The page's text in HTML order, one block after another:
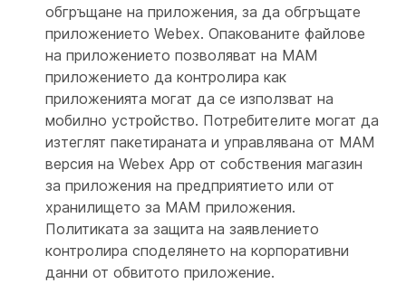
обгръщане на приложения, за да обгръщате
приложението Webex. Опакованите файлове
на приложението позволяват на MAM
приложението да контролира как
приложенията могат да се използват на
мобилно устройство. Потребителите могат да
изтеглят пакетираната и управлявана от MAM
версия на Webex App от собствения магазин
за приложения на предприятието или от
хранилището за MAM приложения.
Политиката за защита на заявлението
контролира споделянето на корпоративни
данни от обвитото приложение.